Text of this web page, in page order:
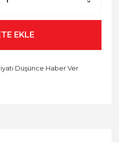
EKLE
Düşünce Haber Ver